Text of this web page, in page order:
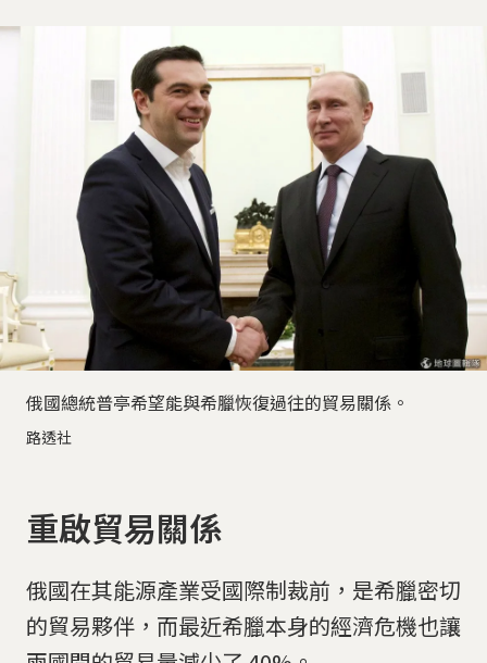
俄國總統普亭希望能與希臘恢復過往的貿易關係。
路透社
重啟貿易關係
俄國在其能源產業受國際制裁前，是希臘密切
的貿易夥伴，而最近希臘本身的經濟危機也讓